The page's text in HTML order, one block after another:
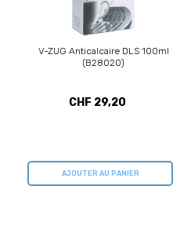
V-ZUG Anticalcaire DLS 100ml
(B28020)
CHF 29,20
AJOUTER AU PANIER